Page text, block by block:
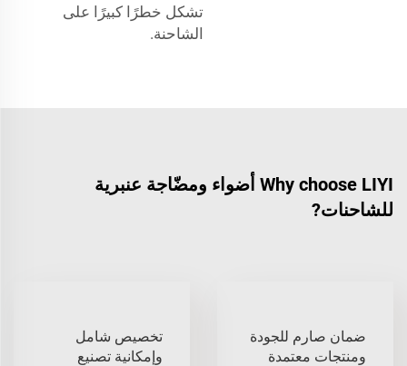
تشكل خطرًا كبيرًا على
الشاحنة.
Why choose LIYI أضواء ومضّاجة عنبرية
للشاحنات?
ضمان صارم للجودة
ومنتجات معتمدة
تخصيص شامل
وإمكانية تصنيع